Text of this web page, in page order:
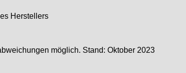
Herstellers
möglich. Stand: Oktober 2023